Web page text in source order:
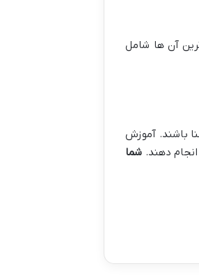
آن ها شامل
باشند. آموزش
دهند. شما